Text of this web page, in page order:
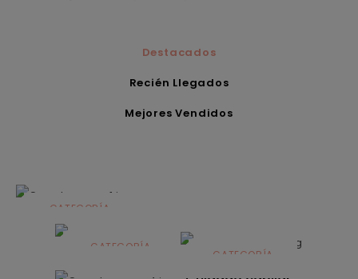
Destacados
Recién Llegados
Mejores Vendidos
CATEGORÍA
Alimentación
infantilCATEGORÍA
Dermocosmética
CATEGORÍA
Solares